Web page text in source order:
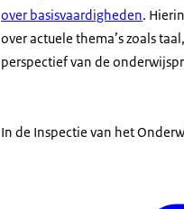
en Vlaanderen
Vlaanderen omhoog
Mijn moeder kocht
en nog steeds.
over basisvaardigheden.
over actuele thema’s zoals
perspectief van de
In de Inspectie van het